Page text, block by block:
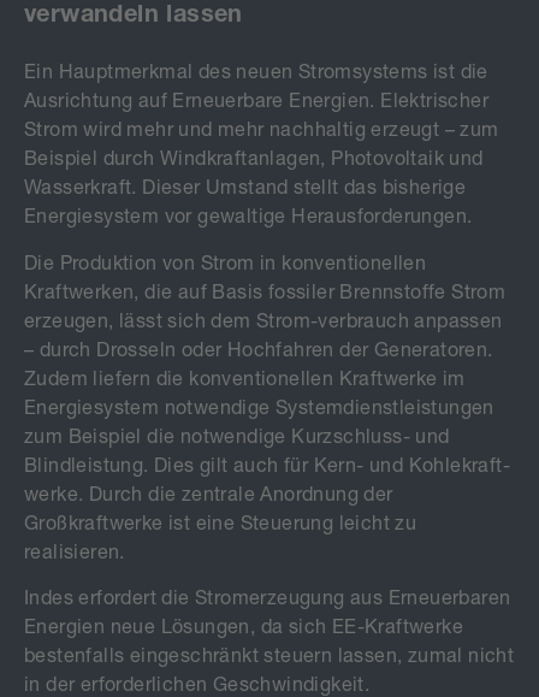
verwandeln lassen
Ein Hauptmerkmal des neuen Stromsystems ist die
Ausrichtung auf Erneuerbare Energien. Elektrischer
Strom wird mehr und mehr nachhaltig erzeugt – zum
Beispiel durch Windkraftanlagen, Photovoltaik und
Wasserkraft. Dieser Umstand stellt das bisherige
Energiesystem vor gewaltige Herausforderungen.
Die Produktion von Strom in konventionellen
Kraftwerken, die auf Basis fossiler Brennstoffe Strom
erzeugen, lässt sich dem Strom-verbrauch anpassen
– durch Drosseln oder Hochfahren der Generatoren.
Zudem liefern die konventionellen Kraftwerke im
Energiesystem notwendige Systemdienstleistungen
zum Beispiel die notwendige Kurzschluss- und
Blindleistung. Dies gilt auch für Kern- und Kohlekraft-
werke. Durch die zentrale Anordnung der
Großkraftwerke ist eine Steuerung leicht zu
realisieren.
Indes erfordert die Stromerzeugung aus Erneuerbaren
Energien neue Lösungen, da sich EE-Kraftwerke
bestenfalls eingeschränkt steuern lassen, zumal nicht
in der erforderlichen Geschwindigkeit.